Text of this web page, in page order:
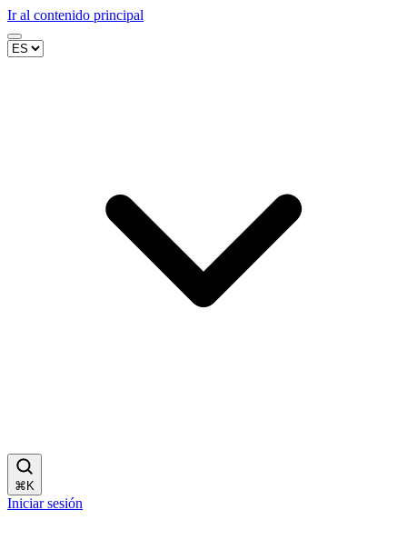
Ir al contenido principal
⌘ K
Iniciar sesión